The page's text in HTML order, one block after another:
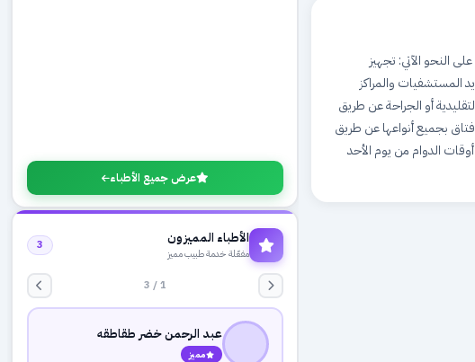
النحو الآتي: تجهيز
المستشفيات والمراكز
أو الجراحة عن طريق
بجميع أنواعها عن طريق
الدوام من يوم الأحد
عرض جميع الأطباء
الأطباء المميزون
مفعّلة خدمة طبيب مميز
3
1 / 3
عبد الرحمن خضر طقاطقه
مميز